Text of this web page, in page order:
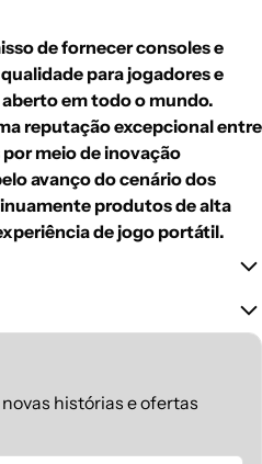
de fornecer consoles e
para jogadores e
em todo o mundo.
reputação excepcional entre
meio de inovação
avanço do cenário dos
produtos de alta
de jogo portátil.
histórias e ofertas